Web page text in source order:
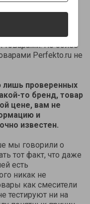
в ванной
защищены от
долго
с
товарами. Но более
Perfekto.ru не
лишь проверенных
то бренд, товар
цене, вам не
и
известен.
мы говорили о
тот факт, что даже
есть
никак не
как смесители
тестируют ни на